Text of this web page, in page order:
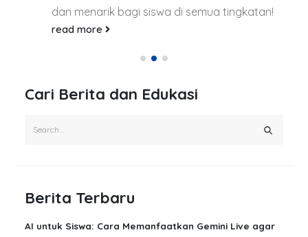
dan menarik bagi siswa di semua tingkatan!
read more
Cari Berita dan Edukasi
Berita Terbaru
AI untuk Siswa: Cara Memanfaatkan Gemini Live agar